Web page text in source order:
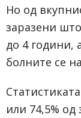
Но од
заразени
до 4 години,
болните се
или 74,5% од